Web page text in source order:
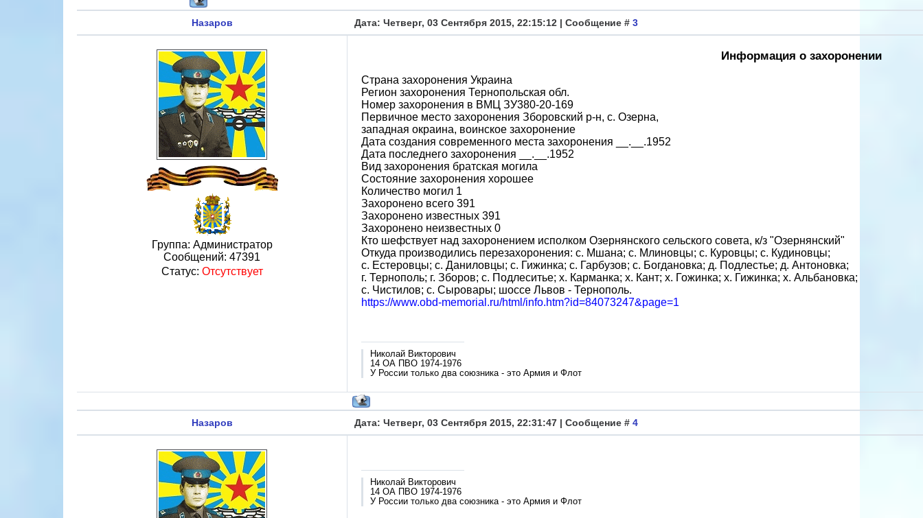
Назаров Дата: Четверг, 03 Сентября 2015, 22:15:12 | Сообщение # 3
Группа: Администратор
Сообщений: 47391
Статус: Отсутствует
Информация о захоронении
Страна захоронения Украина
Регион захоронения Тернопольская обл.
Номер захоронения в ВМЦ ЗУ380-20-169
Первичное место захоронения Зборовский р-н, с. Озерна,
западная окраина, воинское захоронение
Дата создания современного места захоронения __.__.1952
Дата последнего захоронения __.__.1952
Вид захоронения братская могила
Состояние захоронения хорошее
Количество могил 1
Захоронено всего 391
Захоронено известных 391
Захоронено неизвестных 0
Кто шефствует над захоронением исполком Озернянского сельского совета, к/з "Озернянский"
Откуда производились перезахоронения: с. Мшана; с. Млиновцы; с. Куровцы; с. Кудиновцы;
с. Естеровцы; с. Даниловцы; с. Гижинка; с. Гарбузов; с. Богдановка; д. Подлестье; д. Антоновка;
г. Тернополь; г. Зборов; с. Подлеситье; х. Карманка; х. Кант; х. Гожинка; х. Гижинка; х. Альбановка;
с. Чистилов; с. Сыровары; шоссе Львов - Тернополь.
https://www.obd-memorial.ru/html/info.htm?id=84073247&page=1
Николай Викторович
14 ОА ПВО 1974-1976
У России только два союзника - это Армия и Флот
Назаров Дата: Четверг, 03 Сентября 2015, 22:31:47 | Сообщение # 4
Николай Викторович
14 ОА ПВО 1974-1976
У России только два союзника - это Армия и Флот